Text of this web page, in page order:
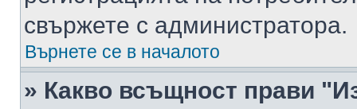
свържете с администратора.
Върнете се в началото
» Какво всъщност прави